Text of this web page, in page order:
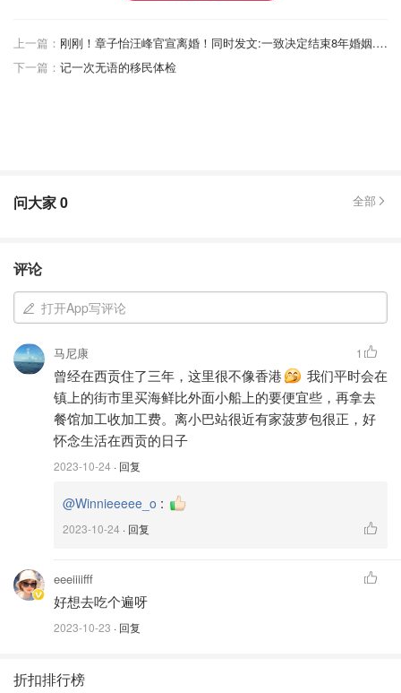
上一篇：
刚刚！章子怡汪峰官宣离婚！同时发文:一致决定结束8年婚姻...就挺突然😮
下一篇： 记一次无语的移民体检
问大家0 全部
评论
打开App写评论
马尼康
曾经在西贡住了三年，这里很不像香港
我们平时会在
镇上的街市里买海鲜比外面小船上的要便宜些，再拿去
餐馆加工收加工费。离小巴站很近有家菠萝包很正，好
怀念生活在西贡的日子
2023-10-24 · 回复
1
@Winnieeeee_o :
2023-10-24 · 回复
eeeiiiifff
好想去吃个遍呀
2023-10-23 · 回复
折扣排行榜